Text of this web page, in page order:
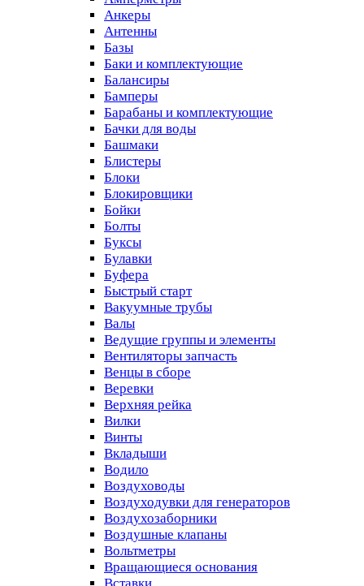
Анкеры
Антенны
Базы
Баки и комплектующие
Балансиры
Бамперы
Барабаны и комплектующие
Бачки для воды
Башмаки
Блистеры
Блоки
Блокировщики
Бойки
Болты
Буксы
Булавки
Буфера
Быстрый старт
Вакуумные трубы
Валы
Ведущие группы и элементы
Вентиляторы запчасть
Венцы в сборе
Веревки
Верхняя рейка
Вилки
Винты
Вкладыши
Водило
Воздуховоды
Воздуходувки для генераторов
Воздухозаборники
Воздушные клапаны
Вольтметры
Вращающиеся основания